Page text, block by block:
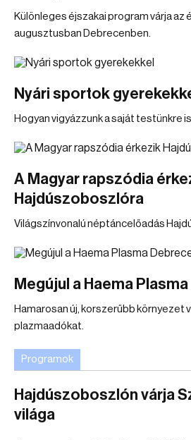
Különleges éjszakai program várja az
augusztusban Debrecenben.
Nyári sportok
Hogyan vigyázzunk a saját testünkre
A Magyar rapszódia
Hajdúszoboszlóra
Világszínvonalú néptáncelőadás
Megújul a Haema
Hamarosan új, korszerűbb környezet
plazmaadókat.
Programok
Hajdúszoboszlón várja
világa